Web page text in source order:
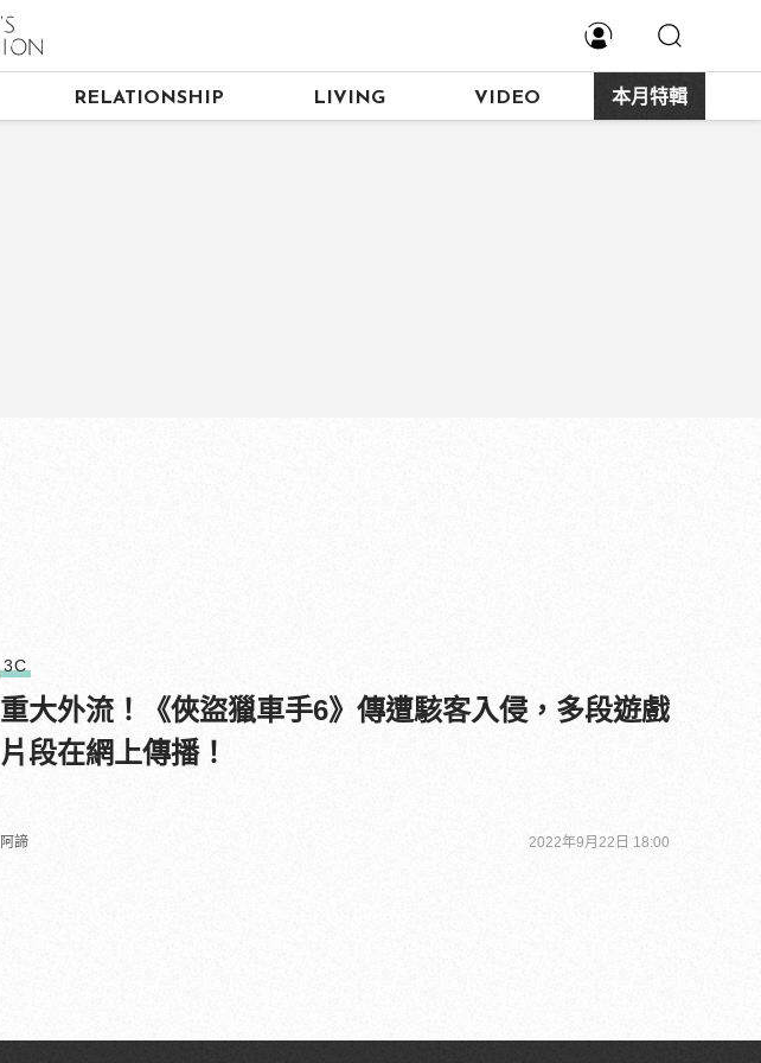
RELATIONSHIP LIVING VIDEO 本月特輯
3C
重大外流！《俠盜獵車手6》傳遭駭客入侵，多段遊戲
片段在網上傳播！
阿諦 2022年9月22日 18:00